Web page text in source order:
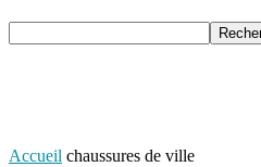
Accueil chaussures de ville